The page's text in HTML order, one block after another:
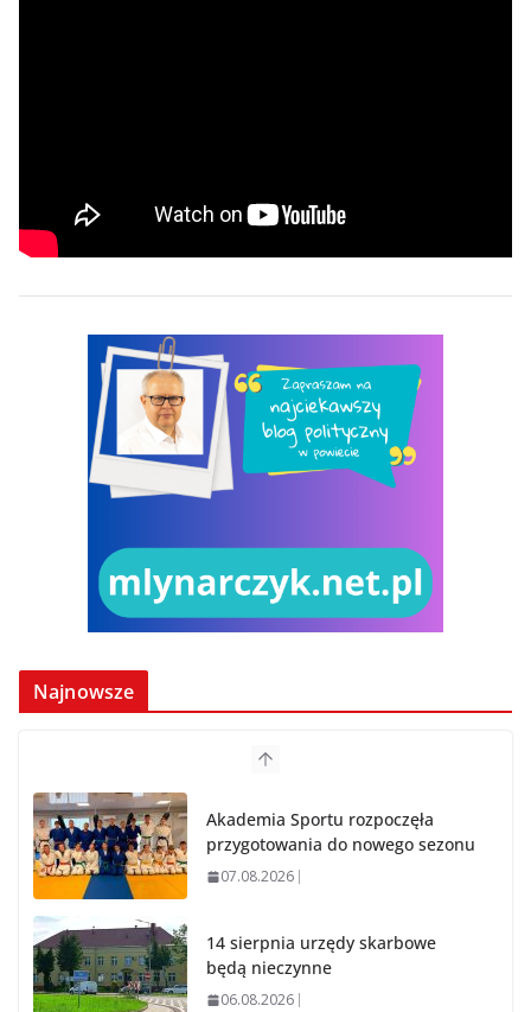
Najnowsze
Akademia Sportu rozpoczęła
przygotowania do nowego sezonu
07.08.2026
14 sierpnia urzędy skarbowe
będą nieczynne
06.08.2026